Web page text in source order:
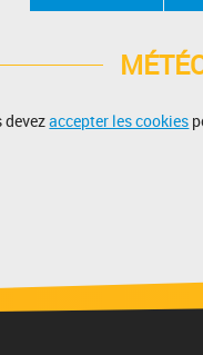
devezaccepter les cookies